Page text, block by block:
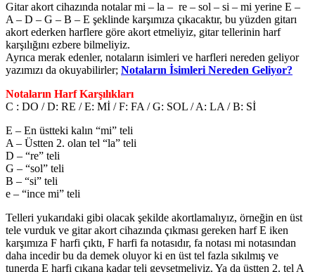
Gitar akort cihazında notalar mi – la – re – sol – si – mi yerine E –
A – D – G – B – E şeklinde karşımıza çıkacaktır, bu yüzden gitarı
akort ederken harflere göre akort etmeliyiz, gitar tellerinin harf
karşılığını ezbere bilmeliyiz.
Ayrıca merak edenler, notaların isimleri ve harfleri nereden geliyor
yazımızı da okuyabilirler; Notaların İsimleri Nereden Geliyor?
Notaların Harf Karşılıkları
C : DO / D: RE / E: Mİ / F: FA / G: SOL / A: LA / B: Sİ
E – En üstteki kalın “mi” teli
A – Üstten 2. olan tel “la” teli
D – “re” teli
G – “sol” teli
B – “si” teli
e – “ince mi” teli
Telleri yukarıdaki gibi olacak şekilde akortlamalıyız, örneğin en üst
tele vurduk ve gitar akort cihazında çıkması gereken harf E iken
karşımıza F harfi çıktı, F harfi fa notasıdır, fa notası mi notasından
daha incedir bu da demek oluyor ki en üst tel fazla sıkılmış ve
tunerda E harfi çıkana kadar teli gevşetmeliyiz. Ya da üstten 2. tel A